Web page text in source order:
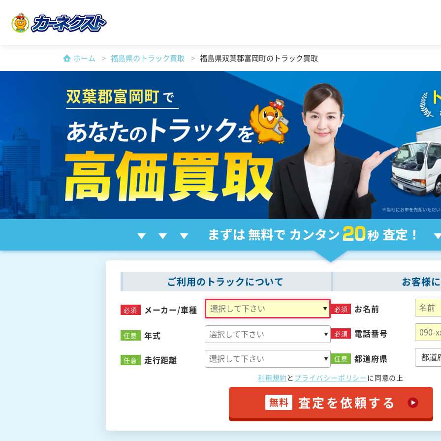
ホーム 福島県のトラック買取 福島県双葉郡富岡町のトラック買取
双葉郡富岡町 で
ご利用のトラックについて
必須 メーカー/車種
任意 年式
任意 走行距離
お客様
必須 お名前
必須 電話番号
任意 都道府県
利用規約 と プライバシーポリシーに同意の上
無料 査定を依頼する